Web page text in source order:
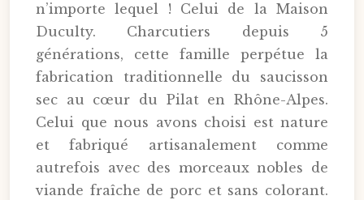
n’importe lequel ! Celui de la Maison
Duculty. Charcutiers depuis 5
générations, cette famille perpétue la
fabrication traditionnelle du saucisson
sec au cœur du Pilat en Rhône-Alpes.
Celui que nous avons choisi est nature
et fabriqué artisanalement comme
autrefois avec des morceaux nobles de
viande fraîche de porc et sans colorant.